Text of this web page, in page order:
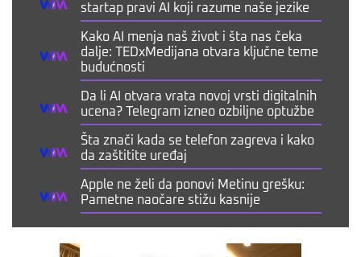
startap pravi AI koji razume naše jezike
Kako AI menja naš život i šta nas čeka
dalje: TEDxMedijana otvara ključne teme
budućnosti
Da li AI otvara vrata novoj vrsti digitalnih
ucena? Telegram izneo ozbiljne optužbe
Šta znači kada se telefon zagreva i kako
da zaštitite uređaj
Apple ne želi da ponovi Metinu grešku:
Pametne naočare stižu kasnije